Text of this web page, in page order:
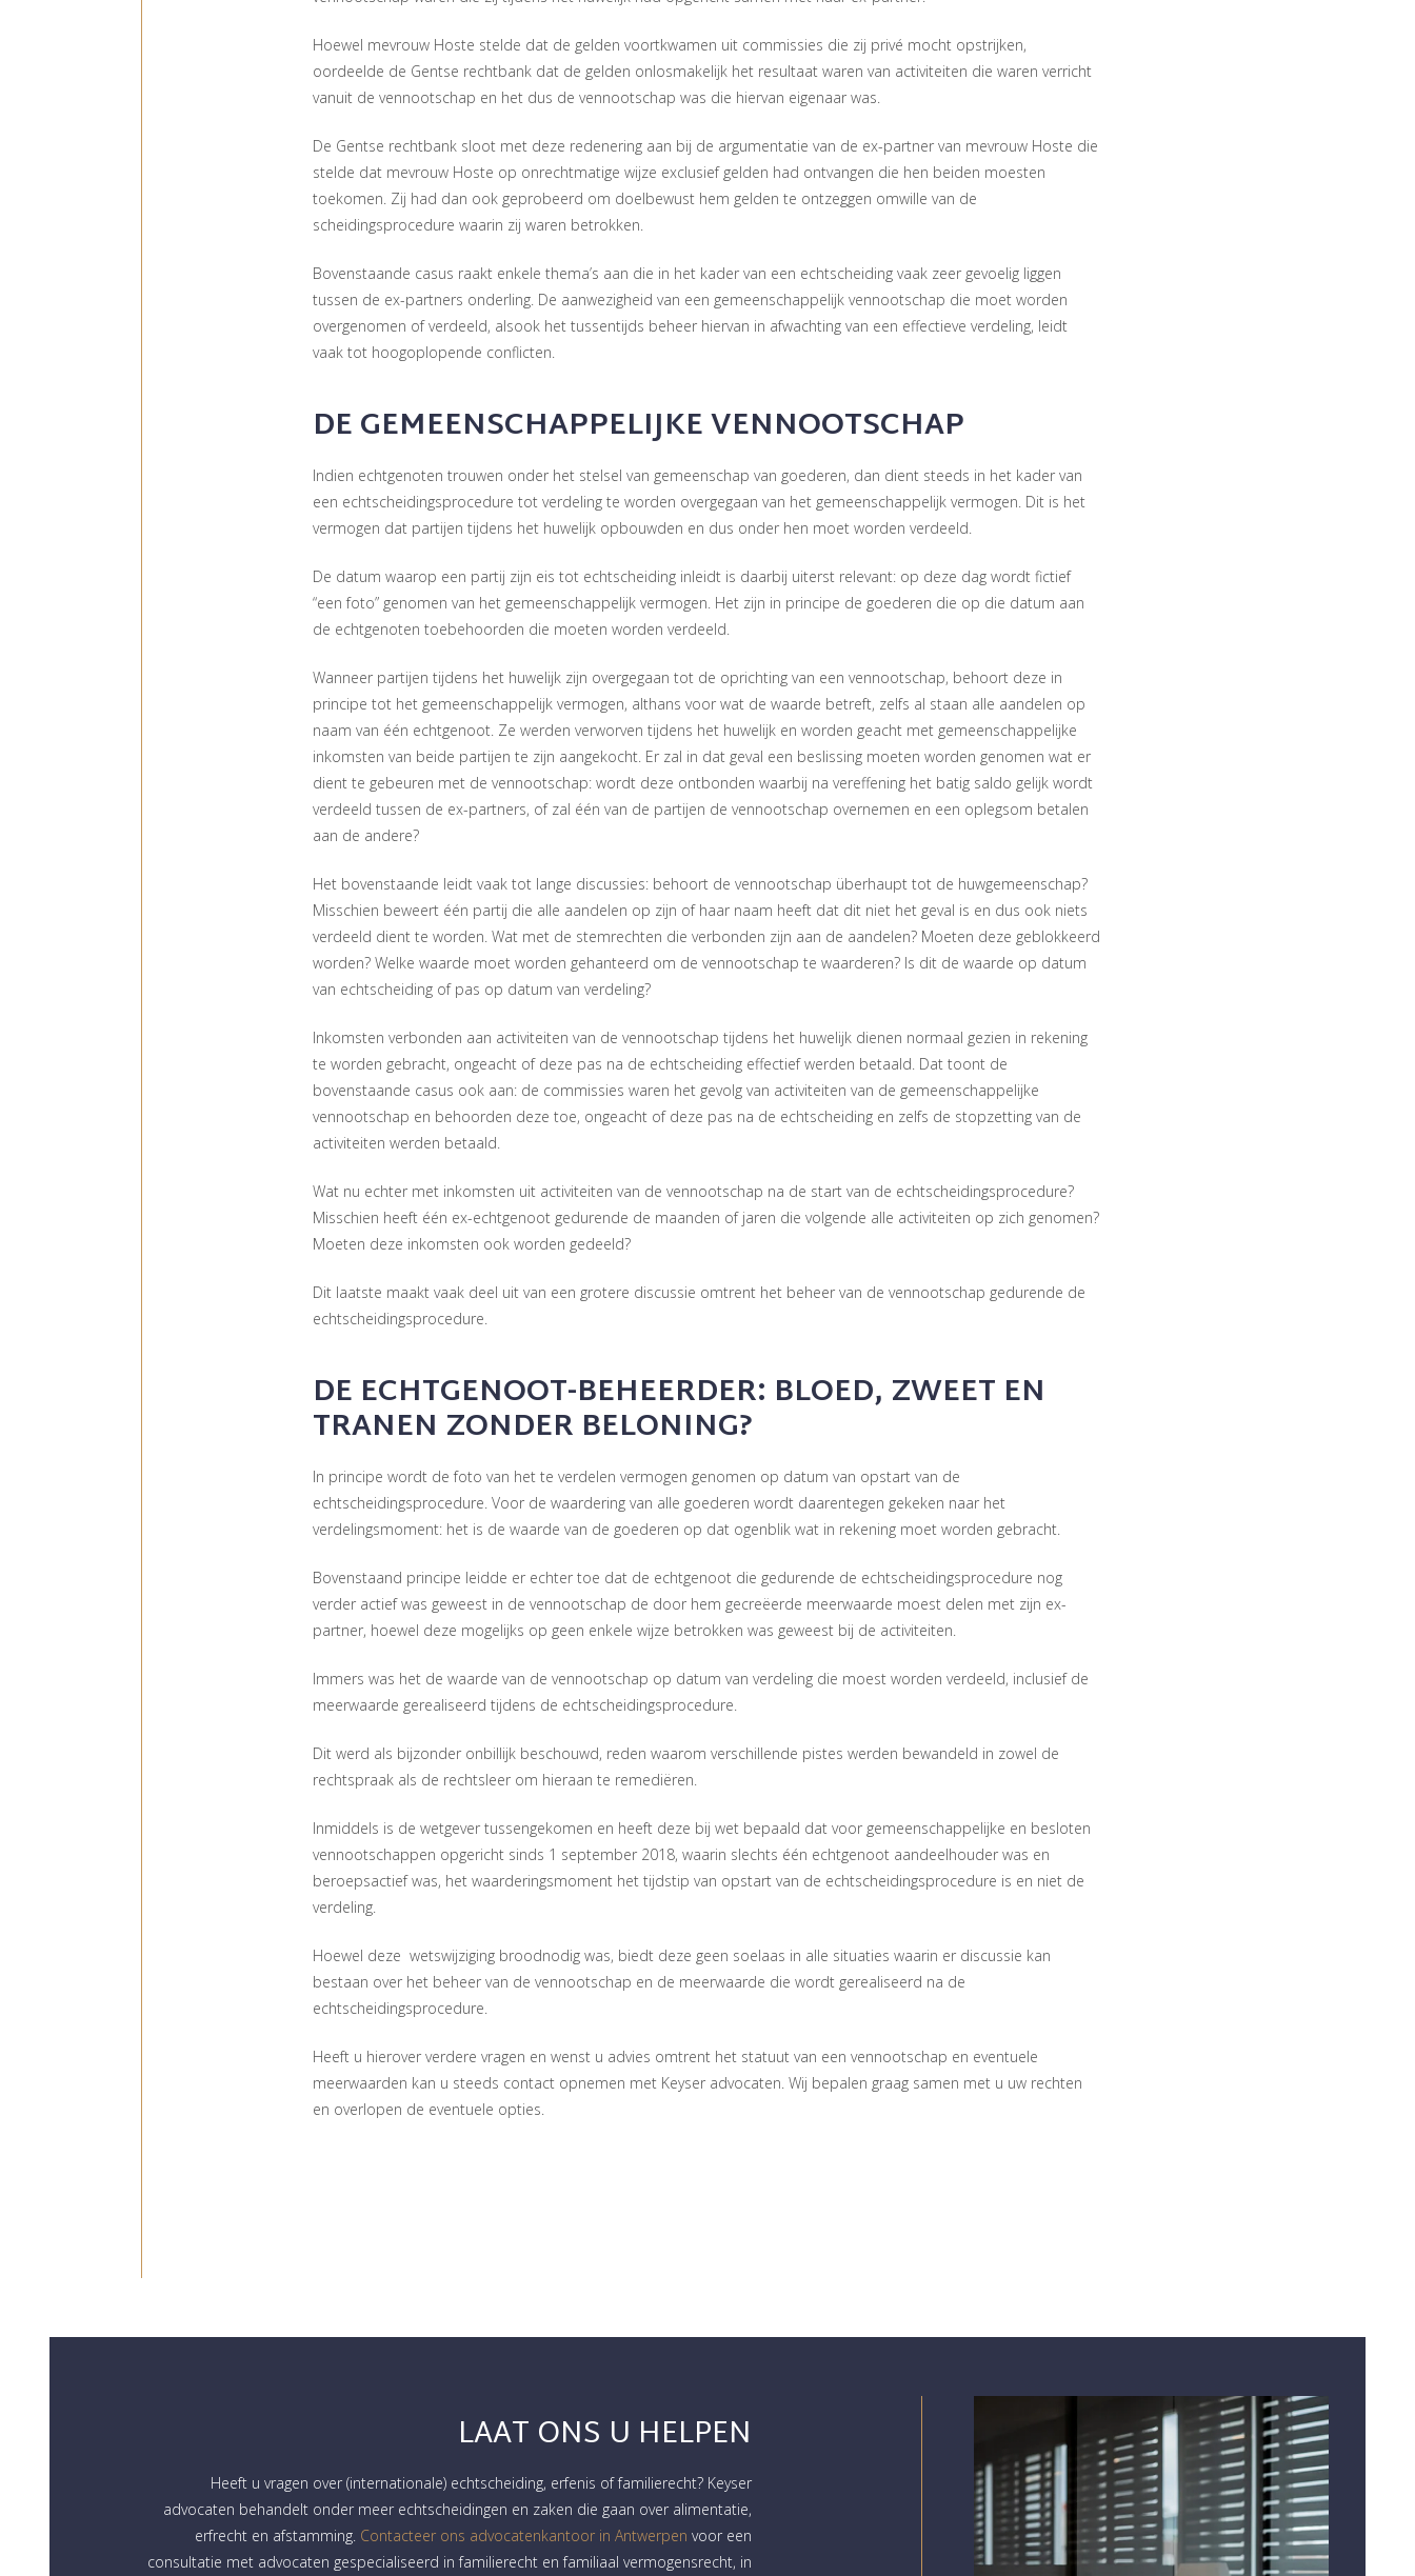
Hoewel mevrouw Hoste stelde dat de gelden voortkwamen uit commissies die zij privé mocht opstrijken,
oordeelde de Gentse rechtbank dat de gelden onlosmakelijk het resultaat waren van activiteiten die waren verricht
vanuit de vennootschap en het dus de vennootschap was die hiervan eigenaar was.
De Gentse rechtbank sloot met deze redenering aan bij de argumentatie van de ex-partner van mevrouw Hoste die
stelde dat mevrouw Hoste op onrechtmatige wijze exclusief gelden had ontvangen die hen beiden moesten
toekomen. Zij had dan ook geprobeerd om doelbewust hem gelden te ontzeggen omwille van de
scheidingsprocedure waarin zij waren betrokken.
Bovenstaande casus raakt enkele thema’s aan die in het kader van een echtscheiding vaak zeer gevoelig liggen
tussen de ex-partners onderling. De aanwezigheid van een gemeenschappelijk vennootschap die moet worden
overgenomen of verdeeld, alsook het tussentijds beheer hiervan in afwachting van een effectieve verdeling, leidt
vaak tot hoogoplopende conflicten.
DE GEMEENSCHAPPELIJKE VENNOOTSCHAP
Indien echtgenoten trouwen onder het stelsel van gemeenschap van goederen, dan dient steeds in het kader van
een echtscheidingsprocedure tot verdeling te worden overgegaan van het gemeenschappelijk vermogen. Dit is het
vermogen dat partijen tijdens het huwelijk opbouwden en dus onder hen moet worden verdeeld.
De datum waarop een partij zijn eis tot echtscheiding inleidt is daarbij uiterst relevant: op deze dag wordt fictief
“een foto” genomen van het gemeenschappelijk vermogen. Het zijn in principe de goederen die op die datum aan
de echtgenoten toebehoorden die moeten worden verdeeld.
Wanneer partijen tijdens het huwelijk zijn overgegaan tot de oprichting van een vennootschap, behoort deze in
principe tot het gemeenschappelijk vermogen, althans voor wat de waarde betreft, zelfs al staan alle aandelen op
naam van één echtgenoot. Ze werden verworven tijdens het huwelijk en worden geacht met gemeenschappelijke
inkomsten van beide partijen te zijn aangekocht. Er zal in dat geval een beslissing moeten worden genomen wat er
dient te gebeuren met de vennootschap: wordt deze ontbonden waarbij na vereffening het batig saldo gelijk wordt
verdeeld tussen de ex-partners, of zal één van de partijen de vennootschap overnemen en een oplegsom betalen
aan de andere?
Het bovenstaande leidt vaak tot lange discussies: behoort de vennootschap überhaupt tot de huwgemeenschap?
Misschien beweert één partij die alle aandelen op zijn of haar naam heeft dat dit niet het geval is en dus ook niets
verdeeld dient te worden. Wat met de stemrechten die verbonden zijn aan de aandelen? Moeten deze geblokkeerd
worden? Welke waarde moet worden gehanteerd om de vennootschap te waarderen? Is dit de waarde op datum
van echtscheiding of pas op datum van verdeling?
Inkomsten verbonden aan activiteiten van de vennootschap tijdens het huwelijk dienen normaal gezien in rekening
te worden gebracht, ongeacht of deze pas na de echtscheiding effectief werden betaald. Dat toont de
bovenstaande casus ook aan: de commissies waren het gevolg van activiteiten van de gemeenschappelijke
vennootschap en behoorden deze toe, ongeacht of deze pas na de echtscheiding en zelfs de stopzetting van de
activiteiten werden betaald.
Wat nu echter met inkomsten uit activiteiten van de vennootschap na de start van de echtscheidingsprocedure?
Misschien heeft één ex-echtgenoot gedurende de maanden of jaren die volgende alle activiteiten op zich genomen?
Moeten deze inkomsten ook worden gedeeld?
Dit laatste maakt vaak deel uit van een grotere discussie omtrent het beheer van de vennootschap gedurende de
echtscheidingsprocedure.
DE ECHTGENOOT-BEHEERDER: BLOED, ZWEET EN
TRANEN ZONDER BELONING?
In principe wordt de foto van het te verdelen vermogen genomen op datum van opstart van de
echtscheidingsprocedure. Voor de waardering van alle goederen wordt daarentegen gekeken naar het
verdelingsmoment: het is de waarde van de goederen op dat ogenblik wat in rekening moet worden gebracht.
Bovenstaand principe leidde er echter toe dat de echtgenoot die gedurende de echtscheidingsprocedure nog
verder actief was geweest in de vennootschap de door hem gecreëerde meerwaarde moest delen met zijn ex-
partner, hoewel deze mogelijks op geen enkele wijze betrokken was geweest bij de activiteiten.
Immers was het de waarde van de vennootschap op datum van verdeling die moest worden verdeeld, inclusief de
meerwaarde gerealiseerd tijdens de echtscheidingsprocedure.
Dit werd als bijzonder onbillijk beschouwd, reden waarom verschillende pistes werden bewandeld in zowel de
rechtspraak als de rechtsleer om hieraan te remediëren.
Inmiddels is de wetgever tussengekomen en heeft deze bij wet bepaald dat voor gemeenschappelijke en besloten
vennootschappen opgericht sinds 1 september 2018, waarin slechts één echtgenoot aandeelhouder was en
beroepsactief was, het waarderingsmoment het tijdstip van opstart van de echtscheidingsprocedure is en niet de
verdeling.
Hoewel deze wetswijziging broodnodig was, biedt deze geen soelaas in alle situaties waarin er discussie kan
bestaan over het beheer van de vennootschap en de meerwaarde die wordt gerealiseerd na de
echtscheidingsprocedure.
Heeft u hierover verdere vragen en wenst u advies omtrent het statuut van een vennootschap en eventuele
meerwaarden kan u steeds contact opnemen met Keyser advocaten. Wij bepalen graag samen met u uw rechten
en overlopen de eventuele opties.
LAAT ONS U HELPEN
Heeft u vragen over (internationale) echtscheiding, erfenis of familierecht? Keyser
advocaten behandelt onder meer echtscheidingen en zaken die gaan over alimentatie,
erfrecht en afstamming. Contacteer ons advocatenkantoor in Antwerpen voor een
consultatie met advocaten gespecialiseerd in familierecht en familiaal vermogensrecht, in